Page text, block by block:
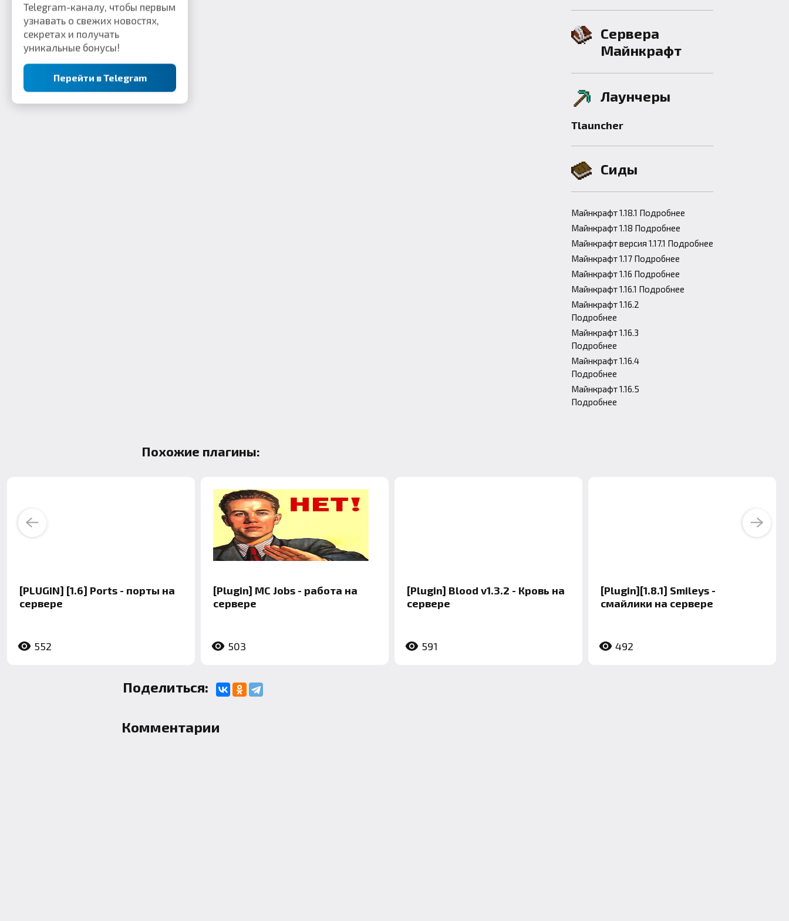
Сервера
Майнкрафт
Лаунчеры
Tlauncher
Сиды
Майнкрафт 1.18.1 Подробнее
Майнкрафт 1.18 Подробнее
Майнкрафт версия 1.17.1 Подробнее
Майнкрафт 1.17 Подробнее
Майнкрафт 1.16 Подробнее
Майнкрафт 1.16.1 Подробнее
Майнкрафт 1.16.2
Подробнее
Майнкрафт 1.16.3
Подробнее
Майнкрафт 1.16.4
Подробнее
Майнкрафт 1.16.5
Подробнее
Похожие плагины:
[PLUGIN] [1.6] Ports - порты на
сервере
552
[Plugin] MC Jobs - работа на
сервере
503
[Plugin] Blood v1.3.2 - Кровь на
сервере
591
[Plugin][1.8.1] Smileys -
смайлики на сервере
492
Previous Next
Поделиться:
Комментарии
Telegram-каналу, чтобы первым
узнавать о свежих новостях,
секретах и получать
уникальные бонусы!
Перейти в Telegram